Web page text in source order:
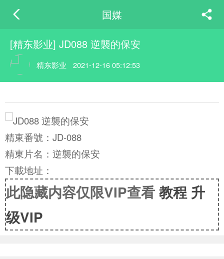
国媒
[精东影业] JD088 逆襲的保安
精东影业 2021-12-16 05:12:53
精東番號：JD-088
精東片名：逆襲的保安
下載地址：
此隐藏内容仅限VIP查看 教程 升
级VIP